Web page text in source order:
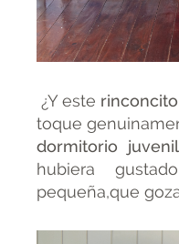
¿Y este
toque
dormitorio juvenil
hubiera
pequeña,que